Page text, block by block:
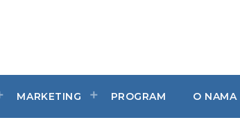
MARKETING PROGRAM O NAMA